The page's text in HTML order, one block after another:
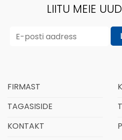
LIITU MEIE
FIRMAST
TAGASISIDE
KONTAKT